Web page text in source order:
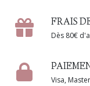
FRAIS
Dès 80€
Visa,